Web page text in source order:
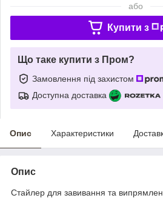
або
Купити з
Що таке купити з Пром?
Замовлення під захистом
Доступна доставка
Опис Характеристики
Опис
Стайлер для завивання та